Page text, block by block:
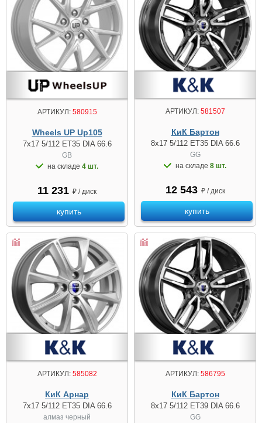
АРТИКУЛ:580915
Wheels UP Up105
7x17 5/112 ET35 DIA 66.6
GB
на складе 4 шт.
11 231 ₽ / диск
купить
АРТИКУЛ:581507
КиК Бартон
8x17 5/112 ET35 DIA 66.6
GG
на складе 8 шт.
12 543 ₽ / диск
купить
АРТИКУЛ:585082
КиК Арнар
7x17 5/112 ET35 DIA 66.6
алмаз чeрный
АРТИКУЛ:586795
КиК Бартон
8x17 5/112 ET39 DIA 66.6
GG